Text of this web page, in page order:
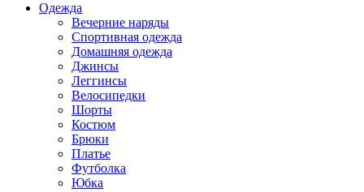
Одежда
Вечерние наряды
Спортивная одежда
Домашняя одежда
Джинсы
Леггинсы
Велосипедки
Шорты
Костюм
Брюки
Платье
Футболка
Юбка